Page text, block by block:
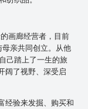
画廊经营者，目前
亲共同创立。从他
己踏上了一生的旅
了视野、深受启
经验来发掘、购买和